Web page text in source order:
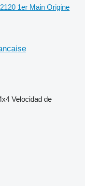
1er Main Origine
Velocidad de